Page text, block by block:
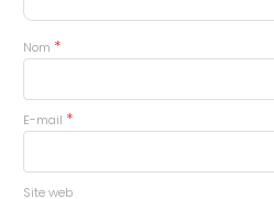
Nom *
E-mail *
Site web